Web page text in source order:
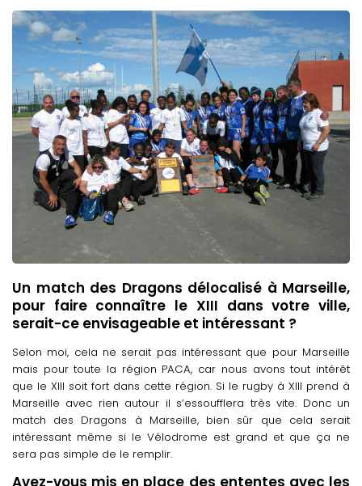
Un match des Dragons délocalisé à Marseille,
pour faire connaître le XIII dans votre ville,
serait-ce envisageable et intéressant ?
Selon moi, cela ne serait pas intéressant que pour Marseille
mais pour toute la région PACA, car nous avons tout intérêt
que le XIII soit fort dans cette région. Si le rugby à XIII prend à
Marseille avec rien autour il s’essoufflera très vite. Donc un
match des Dragons à Marseille, bien sûr que cela serait
intéressant même si le Vélodrome est grand et que ça ne
sera pas simple de le remplir.